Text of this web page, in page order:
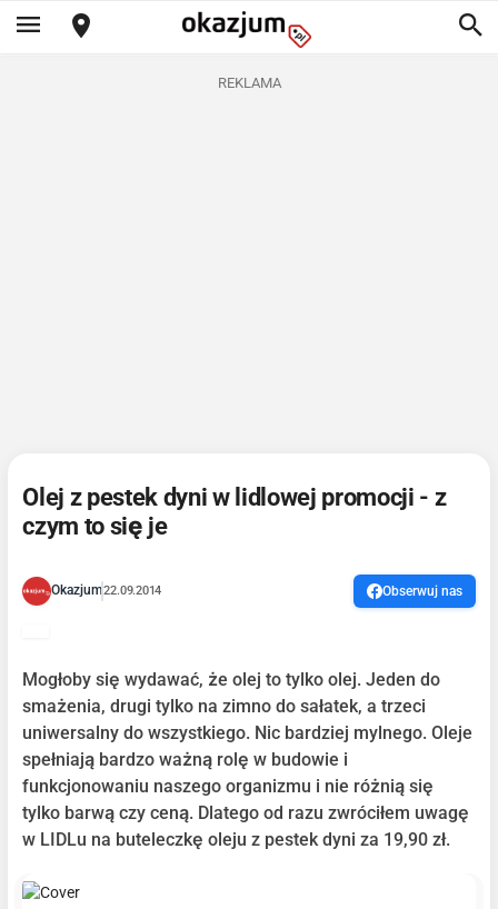
REKLAMA
Olej z pestek dyni w lidlowej promocji - z
czym to się je
Okazjum22.09.2014 Obserwuj nas
Mogłoby się wydawać, że olej to tylko olej. Jeden do
smażenia, drugi tylko na zimno do sałatek, a trzeci
uniwersalny do wszystkiego. Nic bardziej mylnego. Oleje
spełniają bardzo ważną rolę w budowie i
funkcjonowaniu naszego organizmu i nie różnią się
tylko barwą czy ceną. Dlatego od razu zwróciłem uwagę
w LIDLu na buteleczkę oleju z pestek dyni za 19,90 zł.